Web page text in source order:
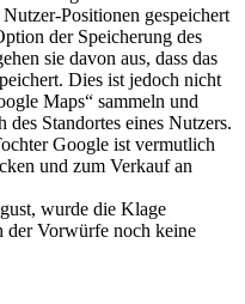
Positionen gespeichert
der Speicherung des
sie davon aus, dass das
Dies ist jedoch nicht
Maps“ sammeln und
Standortes eines Nutzers.
Google ist vermutlich
und zum Verkauf an
wurde die Klage
der Vorwürfe noch keine